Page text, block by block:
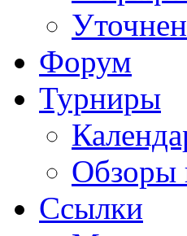
Форум
Турниры
Обзоры
Ссылки